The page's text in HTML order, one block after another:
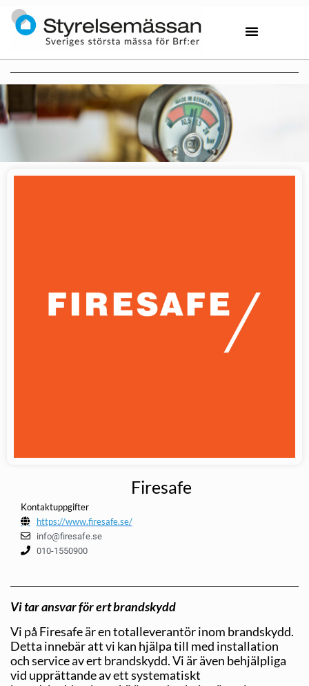
Firesafe
Kontaktuppgifter
https://www.firesafe.se/
info@firesafe.se
010-1550900
Vi tar ansvar för ert brandskydd
Vi på Firesafe är en totalleverantör inom brandskydd.
Detta innebär att vi kan hjälpa till med installation
och service av ert brandskydd. Vi är även behjälpliga
vid upprättande av ett systematiskt